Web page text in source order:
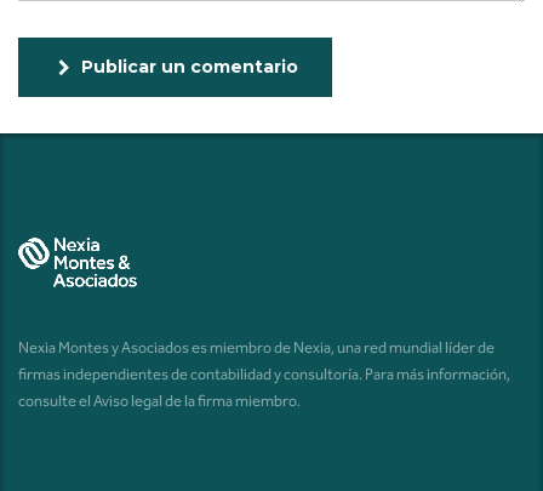
Publicar un comentario
Nexia Montes y Asociados es miembro de Nexia, una red mundial líder de
firmas independientes de contabilidad y consultoría. Para más información,
consulte el Aviso legal de la firma miembro.